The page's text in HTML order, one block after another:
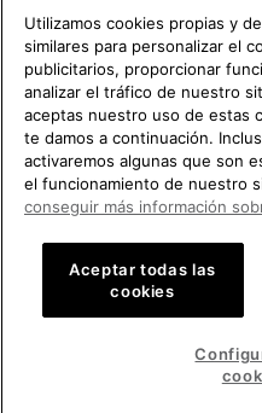
España
Política de Privacidad
Cookies Impressum
Servicio al cliente: Lu. - Vi. de 9:00 a
TE DAMOS
POR FAVOR,
Compras
United States
Utilizamos cookies propias y
similares para personalizar el
publicitarios, proporcionar
analizar el tráfico de nuestro
aceptas nuestro uso de estas
te damos a continuación.
activaremos algunas que son
el funcionamiento de nuestro
conseguir más información
Aceptar todas las
cookies